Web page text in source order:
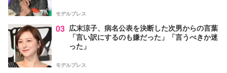
モデルプレス
03 広末涼子、病名公表を決断した次男からの言葉
「言い訳にするのも嫌だった」「言うべきか迷
った」
モデルプレス